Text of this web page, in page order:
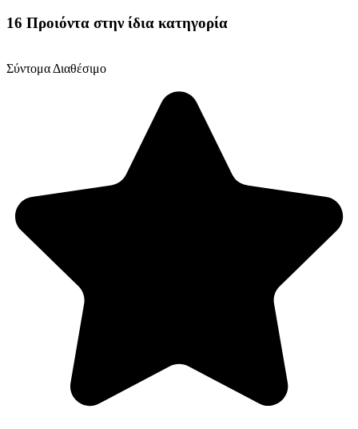
16 Προιόντα στην ίδια κατηγορία
Σύντομα Διαθέσιμο